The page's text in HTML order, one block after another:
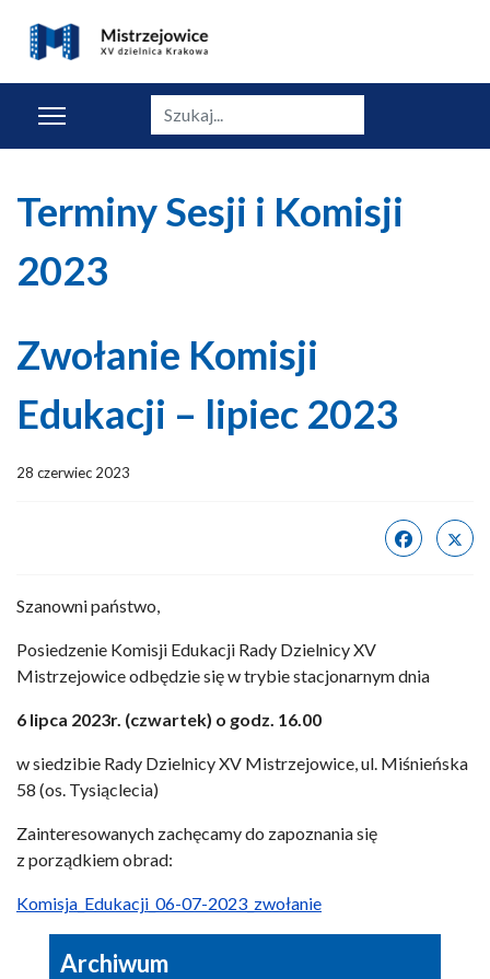
Szukaj
Terminy Sesji i Komisji
2023
Zwołanie Komisji
Edukacji – lipiec 2023
28 czerwiec 2023
Szanowni państwo,
Posiedzenie Komisji Edukacji Rady Dzielnicy XV
Mistrzejowice odbędzie się w trybie stacjonarnym dnia
6 lipca 2023r. (czwartek) o godz. 16.00
w siedzibie Rady Dzielnicy XV Mistrzejowice, ul. Miśnieńska
58 (os. Tysiąclecia)
Zainteresowanych zachęcamy do zapoznania się
z porządkiem obrad:
Komisja_Edukacji_06-07-2023_zwołanie
Archiwum